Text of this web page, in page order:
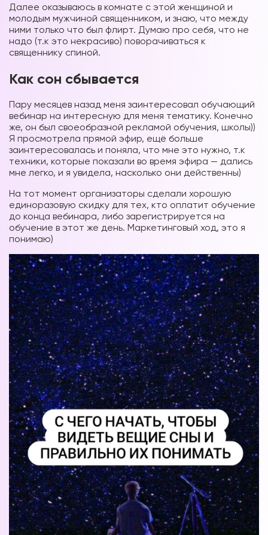
Далее оказываюсь в комнате с этой женщиной и
молодым мужчиной священником, и знаю, что между
ними только что был флирт. Думаю про себя, что не
надо (т.к это некрасиво) поворачиваться к
священнику спиной.
Как сон сбывается
Пару месяцев назад меня заинтересовал обучающий
вебинар на интересную для меня тематику. Конечно
же, он был своеобразной рекламой обучения, школы))
Я просмотрела прямой эфир, ещё больше
заинтересовалась и поняла, что мне это нужно, т.к
техники, которые показали во время эфира — дались
мне легко, и я увидела, насколько они действенны)
На тот момент организаторы сделали хорошую
единоразовую скидку для тех, кто оплатит обучение
до конца вебинара, либо зарегистрируется на
обучение в этот же день. Маркетинговый ход, это я
понимаю)